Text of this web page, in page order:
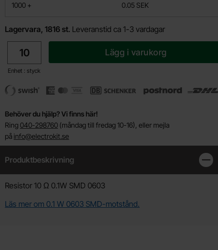
1000 +
till 0.05 SEK
Lagervara, 1816 st. Leveranstid ca 1-3 vardagar
Enhet : styck
Lägg i varukorg
Behöver du hjälp? Vi finns här!
Ring 040-298760 (måndag till fredag 10-16), eller mejla
på info@electrokit.se
Produktbeskrivning
Produktbeskrivning
Resistor 10 Ω 0.1W SMD 0603
Läs mer om 0.1 W 0603 SMD-motstånd.